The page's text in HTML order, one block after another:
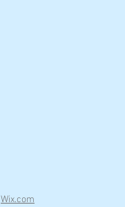
Wix.com